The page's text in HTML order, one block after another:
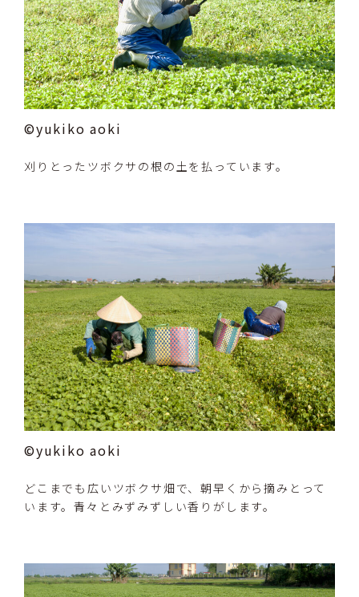
©yukiko aoki
刈りとったツボクサの根の土を払っています。
©yukiko aoki
どこまでも広いツボクサ畑で、朝早くから摘みとって
います。青々とみずみずしい香りがします。